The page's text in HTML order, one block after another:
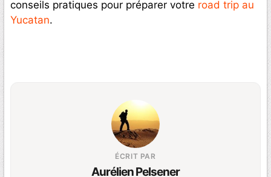
conseils pratiques pour préparer votre road trip au
Yucatan.
ÉCRIT PAR
Aurélien Pelsener